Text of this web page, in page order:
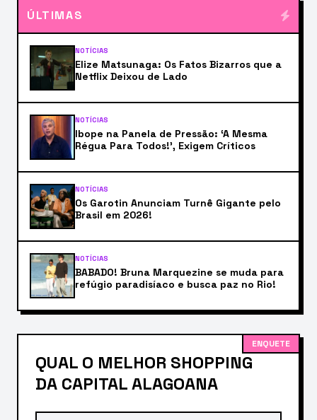
ÚLTIMAS
NOTÍCIAS
Elize Matsunaga: Os Fatos Bizarros que a
Netflix Deixou de Lado
NOTÍCIAS
Ibope na Panela de Pressão: ‘A Mesma
Régua Para Todos!’, Exigem Críticos
NOTÍCIAS
Os Garotin Anunciam Turnê Gigante pelo
Brasil em 2026!
NOTÍCIAS
BABADO! Bruna Marquezine se muda para
refúgio paradisíaco e busca paz no Rio!
ENQUETE
QUAL O MELHOR SHOPPING
DA CAPITAL ALAGOANA